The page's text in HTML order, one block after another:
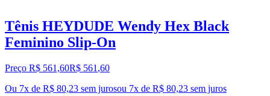
Tênis HEYDUDE Wendy Hex Black
Feminino Slip-On
Preço R$ 561,60R$ 561 ,60
Ou 7x de R$ 80,23 sem jurosou 7x de R$ 80,23 sem juros